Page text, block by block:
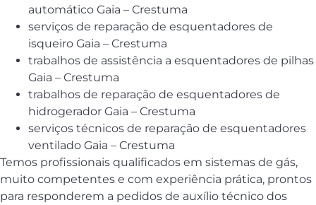
automático Gaia – Crestuma
serviços de reparação de esquentadores de
isqueiro Gaia – Crestuma
trabalhos de assistência a esquentadores de pilhas
Gaia – Crestuma
trabalhos de reparação de esquentadores de
hidrogerador Gaia – Crestuma
serviços técnicos de reparação de esquentadores
ventilado Gaia – Crestuma
Temos profissionais qualificados em sistemas de gás,
muito competentes e com experiência prática, prontos
para responderem a pedidos de auxílio técnico dos